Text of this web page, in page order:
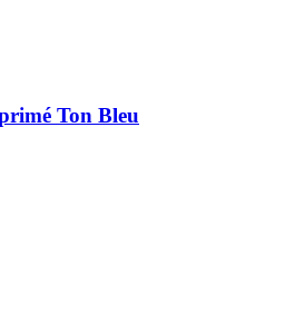
Ton Bleu